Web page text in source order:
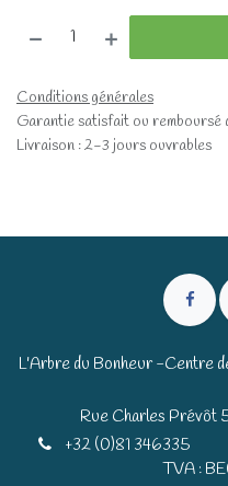
Conditions générales
Garantie satisfait ou remboursé
Livraison : 2-3 jours ouvrables
L'Arbre du Bonheur -Centre
Rue Charles Prévôt
+32 (0)81 346335
TVA :